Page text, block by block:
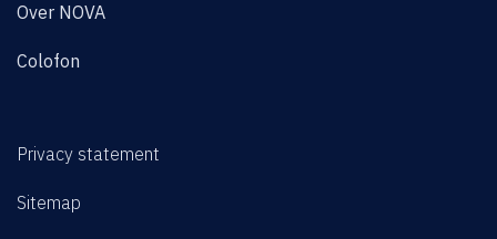
Over NOVA
Colofon
Privacy statement
Sitemap